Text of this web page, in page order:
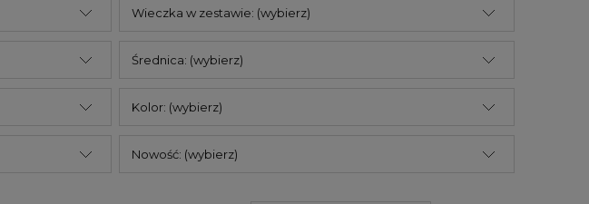
Wieczka w zestawie: (wybierz)
Średnica: (wybierz)
Kolor: (wybierz)
Nowość: (wybierz)